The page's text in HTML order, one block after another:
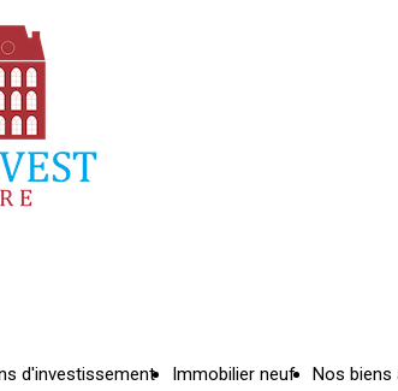
d'investissement Immobilier neuf Nos biens